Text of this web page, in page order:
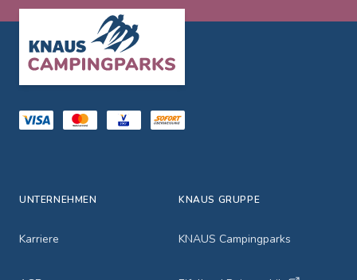
UNTERNEHMEN
Karriere
KNAUS GRUPPE
KNAUS Campingparks